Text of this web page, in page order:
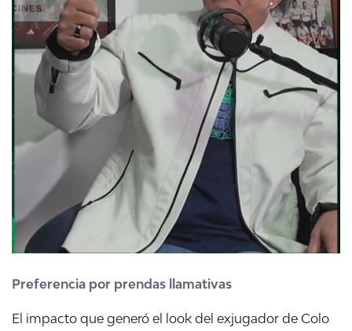
Preferencia por prendas llamativas
El impacto que generó el look del exjugador de Colo